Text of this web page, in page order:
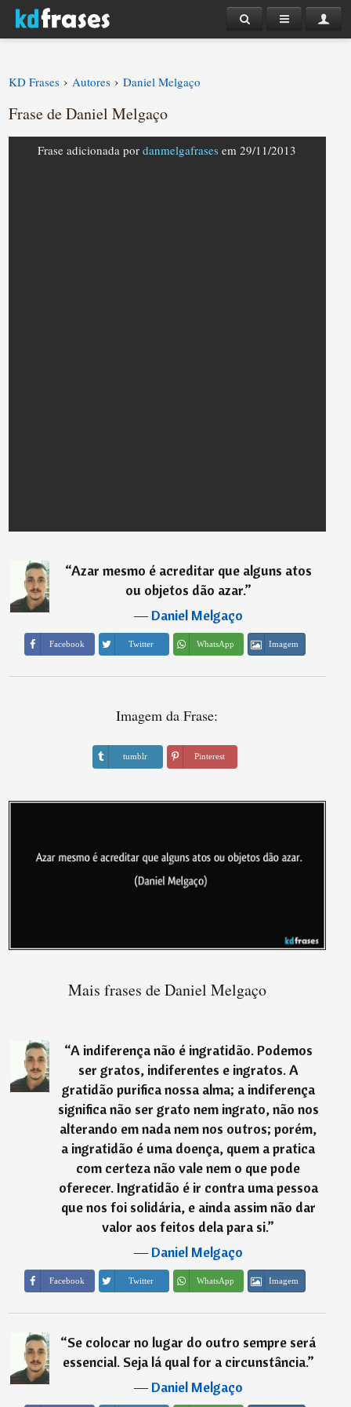
KD Frases › Autores › Daniel Melgaço
Frase de Daniel Melgaço
Frase adicionada pordanmelgafrases em 29/11/2013
“Azar mesmo é acreditar que alguns atos
ou objetos dão azar.”
―Daniel Melgaço
Facebook Twitter WhatsApp Imagem
Imagem da Frase:
tumblr Pinterest
Mais frases de Daniel Melgaço
“A indiferença não é ingratidão. Podemos
ser gratos, indiferentes e ingratos. A
gratidão purifica nossa alma; a indiferença
significa não ser grato nem ingrato, não nos
alterando em nada nem nos outros; porém,
a ingratidão é uma doença, quem a pratica
com certeza não vale nem o que pode
oferecer. Ingratidão é ir contra uma pessoa
que nos foi solidária, e ainda assim não dar
valor aos feitos dela para si.”
―Daniel Melgaço
Facebook Twitter WhatsApp Imagem
“Se colocar no lugar do outro sempre será
essencial. Seja lá qual for a circunstância.”
―Daniel Melgaço